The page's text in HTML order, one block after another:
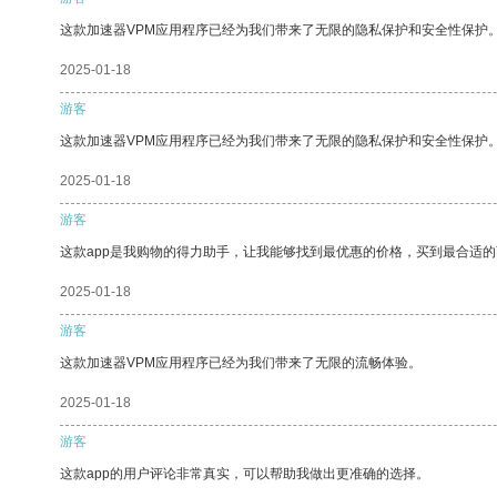
这款加速器VPM应用程序已经为我们带来了无限的隐私保护和安全性保护。
2025-01-18
游客
这款加速器VPM应用程序已经为我们带来了无限的隐私保护和安全性保护。
2025-01-18
游客
这款app是我购物的得力助手，让我能够找到最优惠的价格，买到最合适的
2025-01-18
游客
这款加速器VPM应用程序已经为我们带来了无限的流畅体验。
2025-01-18
游客
这款app的用户评论非常真实，可以帮助我做出更准确的选择。